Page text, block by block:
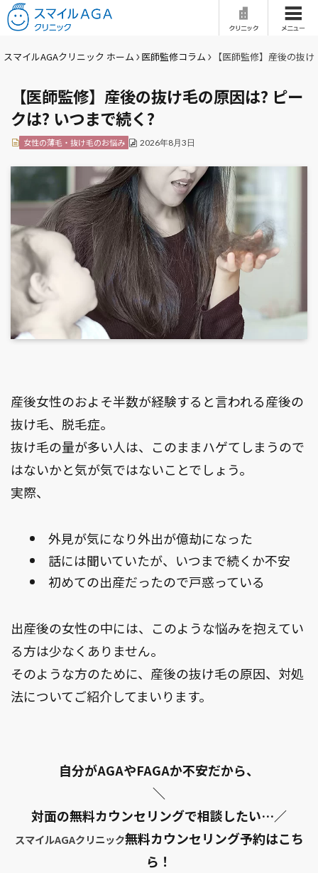
ホーム はじめての方へ
当院の特徴 医師紹介
治療一覧
料金 治療の流れ
クリニック一覧 AGAとは
セルフチェック 女性の薄毛治療
Q&A 医師監修コラム
スマイルAGAクリニック ホーム 医師監修コラム 【医師監修】産後の抜
【医師監修】産後の抜け毛の原因は? ピー
クは? いつまで続く?
女性の薄毛・抜け毛のお悩み 2026年8月3日
産後女性のおよそ半数が経験すると言われる産後の
抜け毛、脱毛症。
抜け毛の量が多い人は、このままハゲてしまうので
はないかと気が気ではないことでしょう。
実際、
外見が気になり外出が億劫になった
話には聞いていたが、いつまで続くか不安
初めての出産だったので戸惑っている
出産後の女性の中には、このような悩みを抱えてい
る方は少なくありません。
そのような方のために、産後の抜け毛の原因、対処
法についてご紹介してまいります。
自分がAGAやFAGAか不安だから、
＼
対面の無料カウンセリングで相談したい…／
スマイルAGAクリニック無料カウンセリング予約はこち
ら！